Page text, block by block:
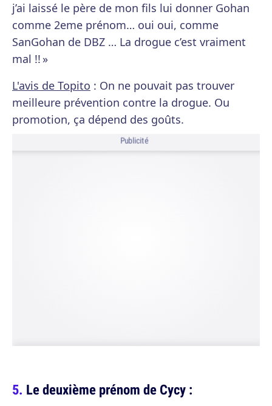
j’ai laissé le père de mon fils lui donner Gohan
comme 2eme prénom… oui oui, comme
SanGohan de DBZ … La drogue c’est vraiment
mal !! »
L'avis de Topito : On ne pouvait pas trouver
meilleure prévention contre la drogue. Ou
promotion, ça dépend des goûts.
Publicité
Le deuxième prénom de Cycy :